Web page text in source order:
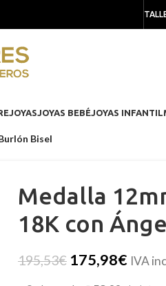
JOYASJOYAS BEBÉJOYAS INFANTIL
Bisel
Medalla
18K con
195,53€ 175,98€ IVA